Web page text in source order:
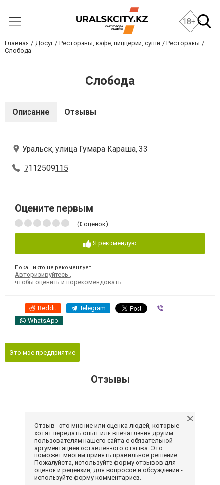
18+
Главная Досуг Рестораны, кафе, пиццерии, суши
Рестораны
Слобода
Слобода
Описание Отзывы
Уральск, улица Гумара Караша, 33
7112509115
Оцените первым
(0 оценок)
Я рекомендую
Пока никто не рекомендует
Авторизируйтесь
чтобы оценить и порекомендовать
Reddit Telegram
WhatsApp
Это мое предприятие
Отзывы
Отзыв - это мнение или оценка людей, которые
хотят передать опыт или впечатления другим
пользователям нашего сайта с обязательной
аргументацией оставленного отзыва. Это
поможет многим принять правильное решение.
Пожалуйста, используйте форму отзывов для
оценок и рецензий, для вопросов и обсуждений -
используйте форму комментариев.